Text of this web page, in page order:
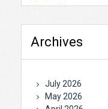
Archives
July 2026
May 2026